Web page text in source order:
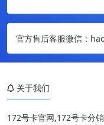
官方售后客服微信：
关于我们
172号卡官网,172号卡分